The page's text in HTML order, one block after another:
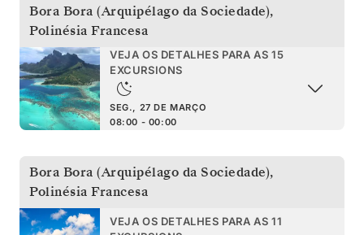
Bora Bora (Arquipélago da Sociedade),
Polinésia Francesa
VEJA OS DETALHES PARA AS 15
EXCURSIONS
SEG., 27 DE MARÇO
08:00 - 00:00
Bora Bora (Arquipélago da Sociedade),
Polinésia Francesa
VEJA OS DETALHES PARA AS 11